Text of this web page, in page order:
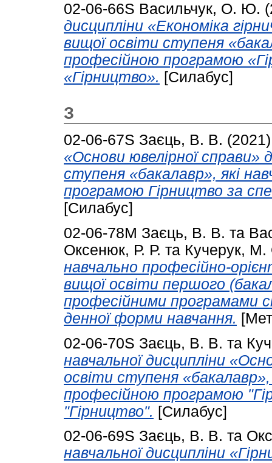
02-06-66S Васильчук, О. Ю.
дисципліни «Економіка
вищої освіти ступеня
професійною програмою
«Гірництво». [Силабус]
З
02-06-67S Заєць, В. В.
«Основи ювелірної справи»
ступеня «бакалавр», які
програмою Гірництво за
[Силабус]
02-06-78М Заєць, В. В. та
Оксенюк, Р. Р. та Кучерук,
навчально професійно-
вищої освіти першого
професійними програмами
денної форми навчання.
02-06-70S Заєць, В. В. та
навчальної дисципліни
освіти ступеня
професійною програмою
"Гірництво". [Силабус]
02-06-69S Заєць, В. В. та
навчальної дисципліни